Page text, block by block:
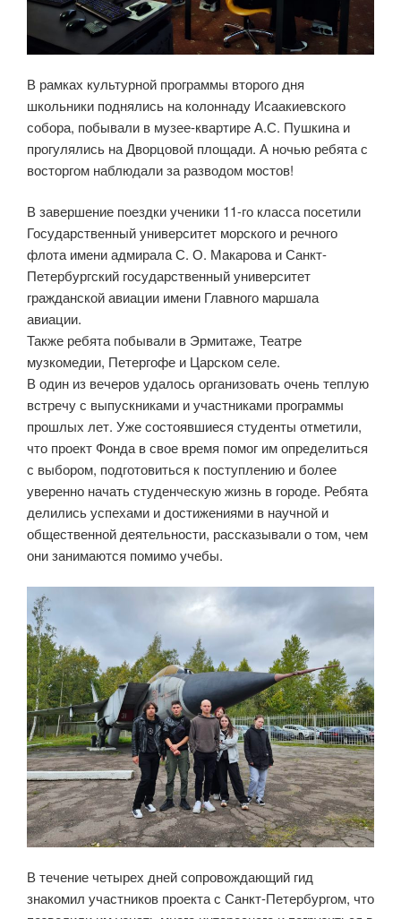
В рамках культурной программы второго дня
школьники поднялись на колоннаду Исаакиевского
собора, побывали в музее-квартире А.С. Пушкина и
прогулялись на Дворцовой площади. А ночью ребята с
восторгом наблюдали за разводом мостов!
В завершение поездки ученики 11-го класса посетили
Государственный университет морского и речного
флота имени адмирала С. О. Макарова и Санкт-
Петербургский государственный университет
гражданской авиации имени Главного маршала
авиации.
Также ребята побывали в Эрмитаже, Театре
музкомедии, Петергофе и Царском селе.
В один из вечеров удалось организовать очень теплую
встречу с выпускниками и участниками программы
прошлых лет. Уже состоявшиеся студенты отметили,
что проект Фонда в свое время помог им определиться
с выбором, подготовиться к поступлению и более
уверенно начать студенческую жизнь в городе. Ребята
делились успехами и достижениями в научной и
общественной деятельности, рассказывали о том, чем
они занимаются помимо учебы.
В течение четырех дней сопровождающий гид
знакомил участников проекта с Санкт-Петербургом, что